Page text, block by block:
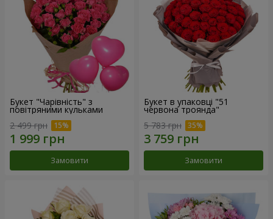
Букет "Чарівність" з
повітряними кульками
2 499 грн
Замовити
Букет в упаковці "51
червона троянда"
5 783 грн
Замовити